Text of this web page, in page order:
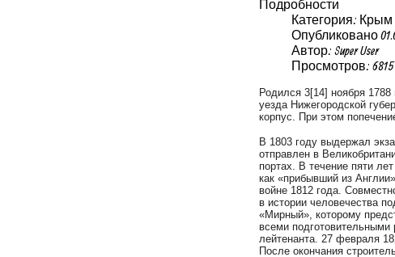
Подробности
Категория: Крым
Опубликовано
Автор: Super User
Просмотров: 6815
Родился 3[14] ноября
уезда Нижегородской
корпус. При этом
В 1803 году выдержал
отправлен в
портах. В течение пяти
как «прибывший из
войне 1812 года.
в истории человечества
«Мирный», которому
всеми подготовительными
лейтенанта. 27 февраля
После окончания